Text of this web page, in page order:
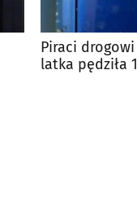
Piraci
latka pędziła